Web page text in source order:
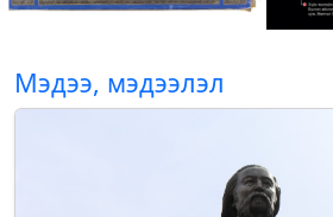
Мэдээ, мэдээлэл